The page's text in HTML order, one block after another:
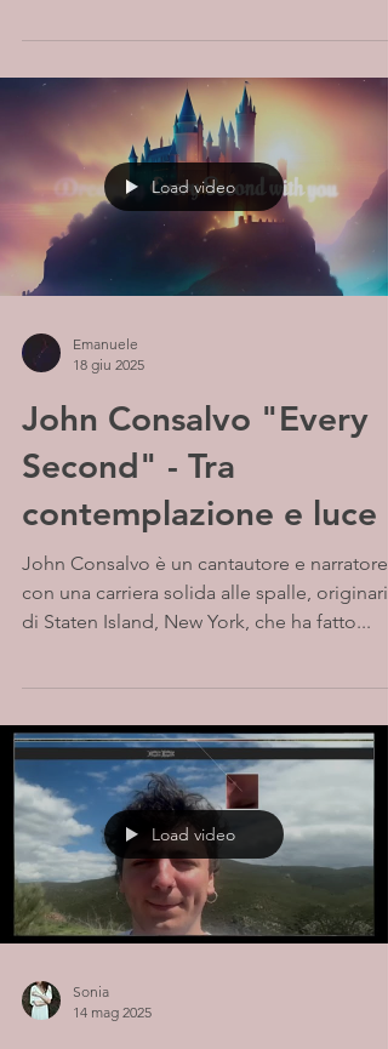
Load video
Emanuele
18 giu 2025
John Consalvo "Every
Second" - Tra
contemplazione e luce
John Consalvo è un cantautore e narratore,
con una carriera solida alle spalle, originario
di Staten Island, New York, che ha fatto...
Load video
Sonia
14 mag 2025